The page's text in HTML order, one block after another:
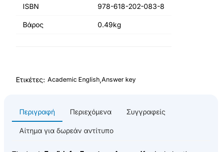
ISBN 978-618-202-083-8
Βάρος 0.49kg
Ετικέτες: Academic English,Answer key
Περιγραφή Περιεχόμενα Συγγραφείς
Αίτημα για δωρεάν αντίτυπο